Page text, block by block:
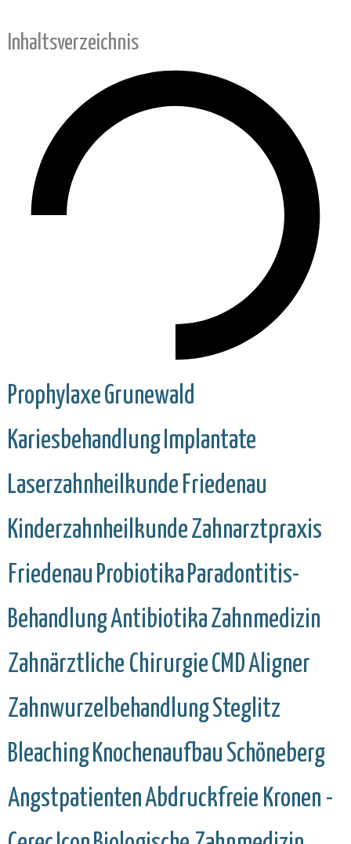
Inhaltsverzeichnis
ProphylaxeGrunewald
Kariesbehandlung Implantate
Laserzahnheilkunde Friedenau
KinderzahnheilkundeZahnarztpraxis
Friedenau Probiotika Paradontitis-
BehandlungAntibiotikaZahnmedizin
Zahnärztliche ChirurgieCMDAligner
ZahnwurzelbehandlungSteglitz
Bleaching Knochenaufbau Schöneberg
AngstpatientenAbdruckfreie Kronen -